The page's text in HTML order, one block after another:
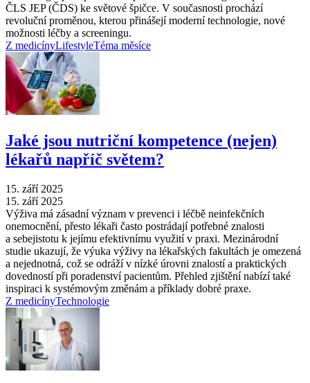
ČLS JEP (ČDS) ke světové špičce. V současnosti prochází
revoluční proměnou, kterou přinášejí moderní technologie, nové
možnosti léčby a screeningu.
Z medicínyLifestyleTéma měsíce
Jaké jsou nutriční kompetence (nejen)
lékařů napříč světem?
15. září 2025
15. září 2025
Výživa má zásadní význam v prevenci i léčbě neinfekčních
onemocnění, přesto lékaři často postrádají potřebné znalosti
a sebejistotu k jejímu efektivnímu využití v praxi. Mezinárodní
studie ukazují, že výuka výživy na lékařských fakultách je omezená
a nejednotná, což se odráží v nízké úrovni znalostí a praktických
dovedností při poradenství pacientům. Přehled zjištění nabízí také
inspiraci k systémovým změnám a příklady dobré praxe.
Z medicínyTechnologie